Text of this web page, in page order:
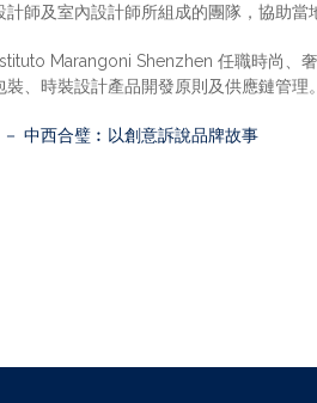
計師及室內設計師所組成的團隊，協助
Marangoni Shenzhen 任職時尚、
、時裝設計產品開發原則及供應鏈管理。
中西合璧︰以創意訴說品牌故事